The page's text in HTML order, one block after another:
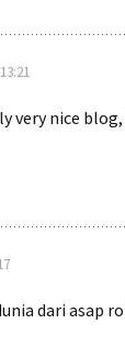
very nice
dari asap